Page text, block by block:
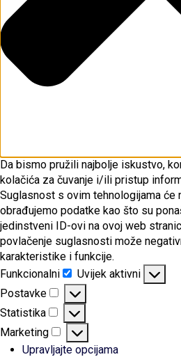
Da bismo pružili najbolje iskustvo,
kolačića za čuvanje i/ili pristup
Suglasnost s ovim tehnologijama će
obrađujemo podatke kao što su
jedinstveni ID-ovi na ovoj web
povlačenje suglasnosti može
karakteristike i funkcije.
Funkcionalni
Funkcionalni
Uvijek aktivni
Postavke
Postavke
Statistika
Statistika
Marketing
Marketing
Upravljajte opcijama